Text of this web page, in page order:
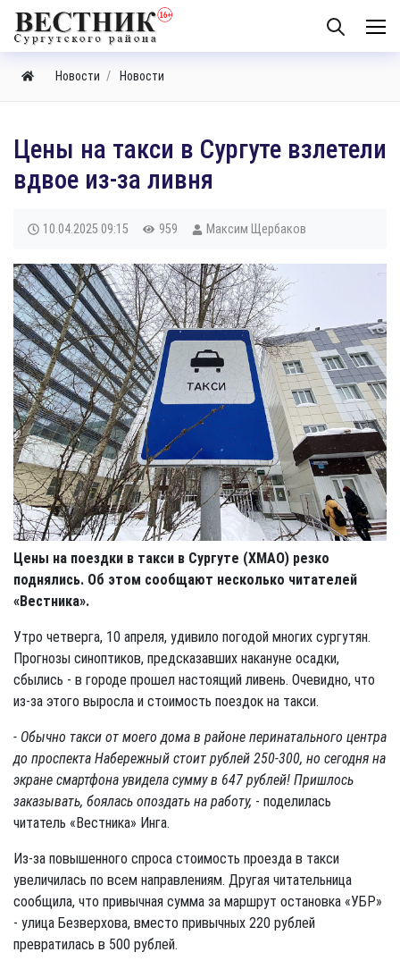
Новости Новости
Цены на такси в Сургуте взлетели
вдвое из-за ливня
10.04.2025 09:15 959 Максим Щербаков
Цены на поездки в такси в Сургуте (ХМАО) резко
поднялись. Об этом сообщают несколько читателей
«Вестника».
Утро четверга, 10 апреля, удивило погодой многих сургутян.
Прогнозы синоптиков, предсказавших накануне осадки,
сбылись - в городе прошел настоящий ливень. Очевидно, что
из-за этого выросла и стоимость поездок на такси.
- Обычно такси от моего дома в районе перинатального центра
до проспекта Набережный стоит рублей 250-300, но сегодня на
экране смартфона увидела сумму в 647 рублей! Пришлось
заказывать, боялась опоздать на работу, - поделилась
читатель «Вестника» Инга.
Из-за повышенного спроса стоимость проезда в такси
увеличилась по всем направлениям. Другая читательница
сообщила, что привычная сумма за маршрут остановка «УБР»
- улица Безверхова, вместо привычных 220 рублей
превратилась в 500 рублей.